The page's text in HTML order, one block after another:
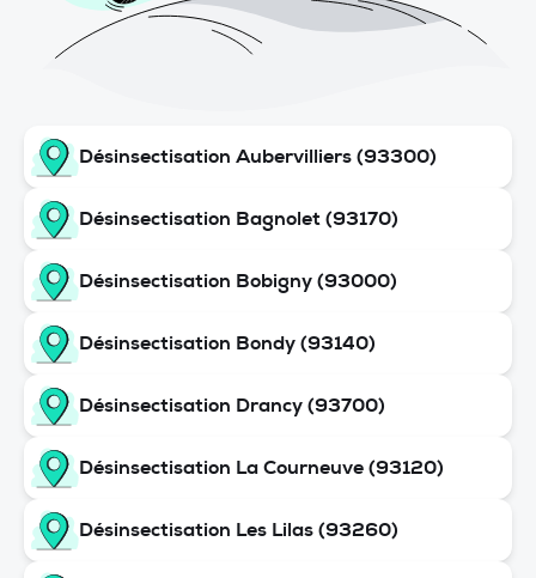
Désinsectisation Aubervilliers (93300)
Désinsectisation Bagnolet (93170)
Désinsectisation Bobigny (93000)
Désinsectisation Bondy (93140)
Désinsectisation Drancy (93700)
Désinsectisation La Courneuve (93120)
Désinsectisation Les Lilas (93260)